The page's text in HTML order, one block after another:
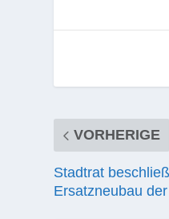
VORHERIGE
Stadtrat
Ersatzneubau